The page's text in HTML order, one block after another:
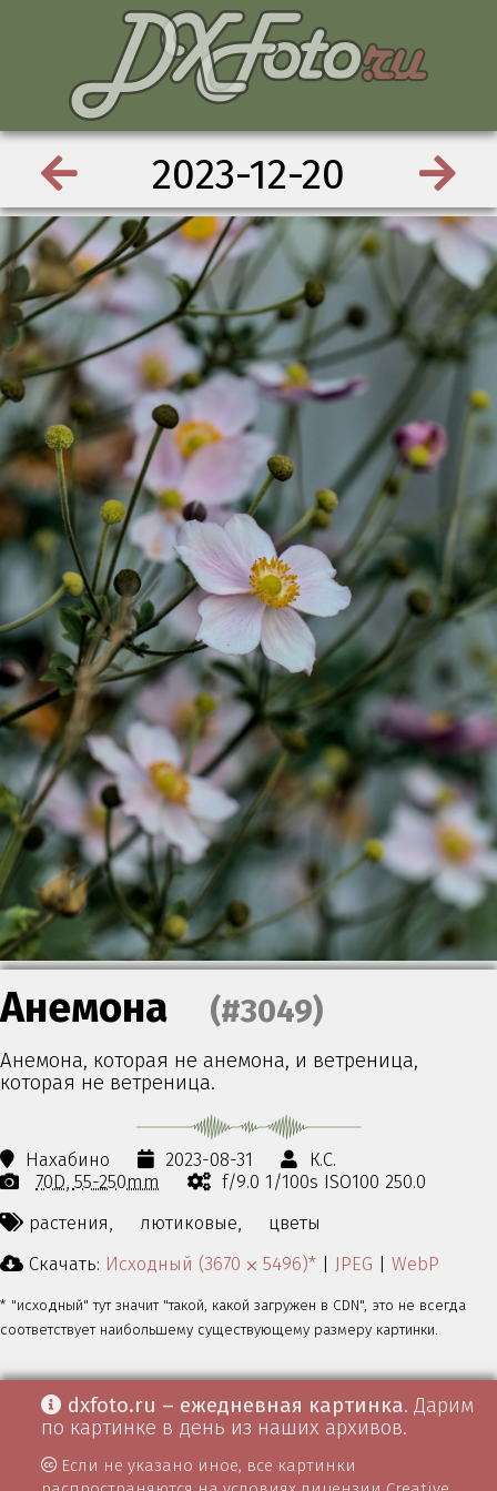
2023-12-20
Анемона (#3049)
Анемона, которая не анемона, и ветреница,
которая не ветреница.
Нахабино 2023-08-31
К.С.
70D 55-250mm
f/9.0 1/100s ISO100 250.0
растения,
лютиковые,
цветы
Скачать: Исходный (3670 ⨉ 5496)* | JPEG | WebP
* "исходный" тут значит "такой, какой загружен в CDN", это не всегда
соответствует наибольшему существующему размеру картинки.
dxfoto.ru – ежедневная картинка. Дарим
по картинке в день из наших архивов.
Если не указано иное, все картинки